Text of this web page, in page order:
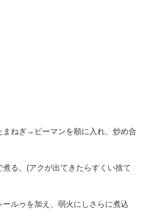
ねぎ→ピーマンを順に入れ、炒め合
る。(アクが出てきたらすくい捨て
ルゥを加え、弱火にしさらに煮込